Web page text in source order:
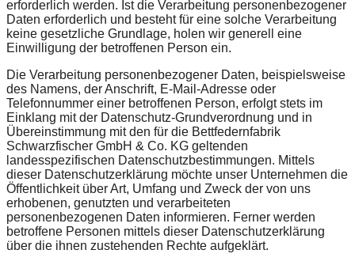
erforderlich werden. Ist die Verarbeitung personenbezogener
Daten erforderlich und besteht für eine solche Verarbeitung
keine gesetzliche Grundlage, holen wir generell eine
Einwilligung der betroffenen Person ein.
Die Verarbeitung personenbezogener Daten, beispielsweise
des Namens, der Anschrift, E-Mail-Adresse oder
Telefonnummer einer betroffenen Person, erfolgt stets im
Einklang mit der Datenschutz-Grundverordnung und in
Übereinstimmung mit den für die Bettfedernfabrik
Schwarzfischer GmbH & Co. KG geltenden
landesspezifischen Datenschutzbestimmungen. Mittels
dieser Datenschutzerklärung möchte unser Unternehmen die
Öffentlichkeit über Art, Umfang und Zweck der von uns
erhobenen, genutzten und verarbeiteten
personenbezogenen Daten informieren. Ferner werden
betroffene Personen mittels dieser Datenschutzerklärung
über die ihnen zustehenden Rechte aufgeklärt.